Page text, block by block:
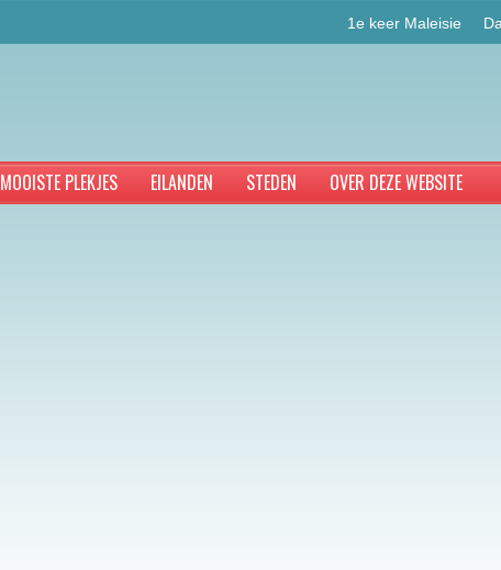
1e keer Maleisie
MOOISTE PLEKJES EILANDEN STEDEN OVER DEZE WEBSITE